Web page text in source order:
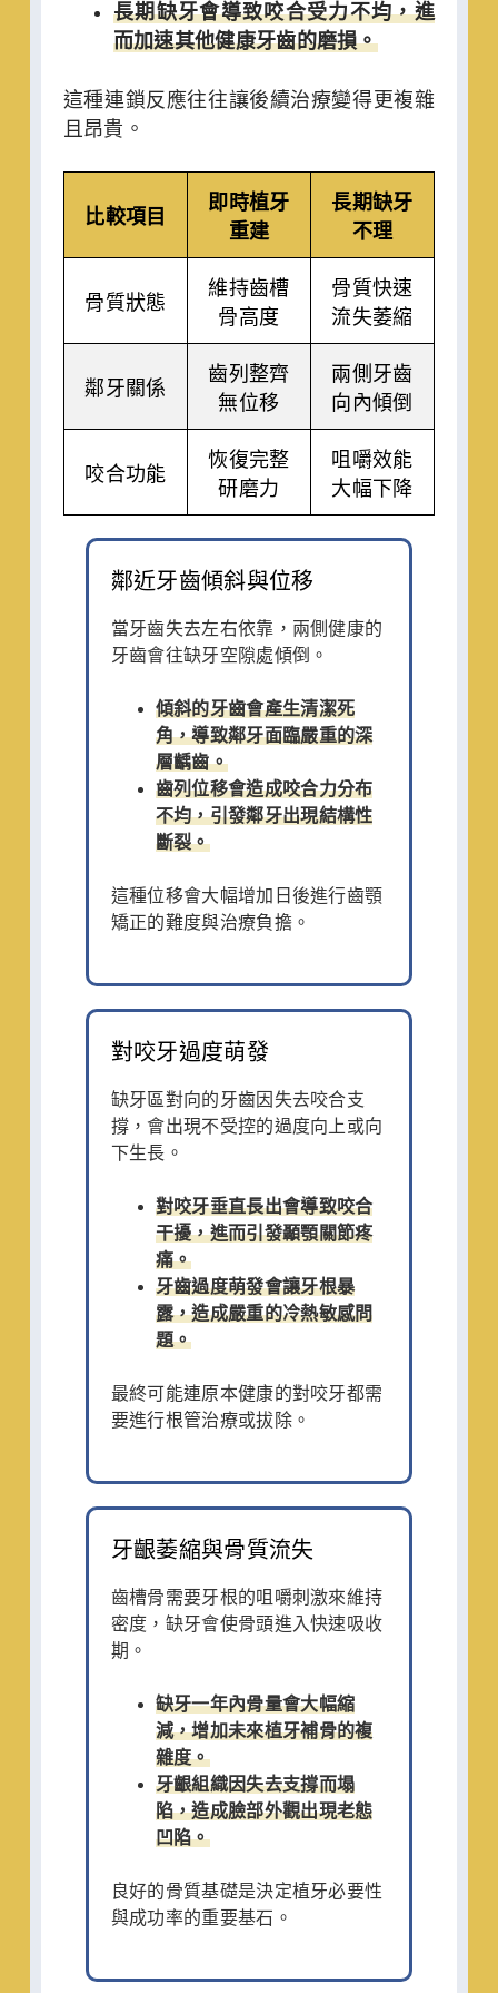
長期缺牙會導致咬合受力不均，進
而加速其他健康牙齒的磨損。
這種連鎖反應往往讓後續治療變得更複雜
且昂貴。
比較項目
即時植牙
重建
長期缺牙
不理
骨質狀態
維持齒槽
骨高度
骨質快速
流失萎縮
鄰牙關係
齒列整齊
無位移
兩側牙齒
向內傾倒
咬合功能
恢復完整
研磨力
咀嚼效能
大幅下降
鄰近牙齒傾斜與位移
當牙齒失去左右依靠，兩側健康的
牙齒會往缺牙空隙處傾倒。
傾斜的牙齒會產生清潔死
角，導致鄰牙面臨嚴重的深
層齲齒。
齒列位移會造成咬合力分布
不均，引發鄰牙出現結構性
斷裂。
這種位移會大幅增加日後進行齒顎
矯正的難度與治療負擔。
對咬牙過度萌發
缺牙區對向的牙齒因失去咬合支
撐，會出現不受控的過度向上或向
下生長。
對咬牙垂直長出會導致咬合
干擾，進而引發顳顎關節疼
痛。
牙齒過度萌發會讓牙根暴
露，造成嚴重的冷熱敏感問
題。
最終可能連原本健康的對咬牙都需
要進行根管治療或拔除。
牙齦萎縮與骨質流失
齒槽骨需要牙根的咀嚼刺激來維持
密度，缺牙會使骨頭進入快速吸收
期。
缺牙一年內骨量會大幅縮
減，增加未來植牙補骨的複
雜度。
牙齦組織因失去支撐而塌
陷，造成臉部外觀出現老態
凹陷。
良好的骨質基礎是決定植牙必要性
與成功率的重要基石。